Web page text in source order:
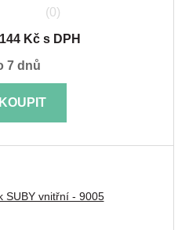
(0)
Kč s DPH
7 dnů
KOUPIT
SUBY vnitřní - 9005